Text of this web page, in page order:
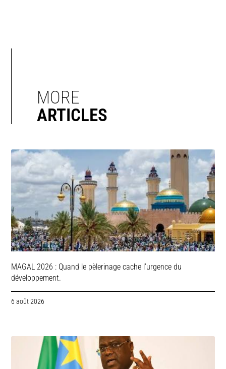
MORE
ARTICLES
MAGAL 2026 : Quand le pèlerinage cache l’urgence du
développement.
6 août 2026